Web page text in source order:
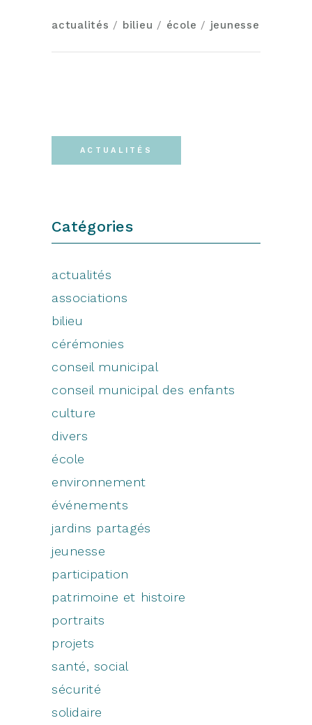
actualités / bilieu / école / jeunesse
ACTUALITÉS
Catégories
actualités
associations
bilieu
cérémonies
conseil municipal
conseil municipal des enfants
culture
divers
école
environnement
événements
jardins partagés
jeunesse
participation
patrimoine et histoire
portraits
projets
santé, social
sécurité
solidaire